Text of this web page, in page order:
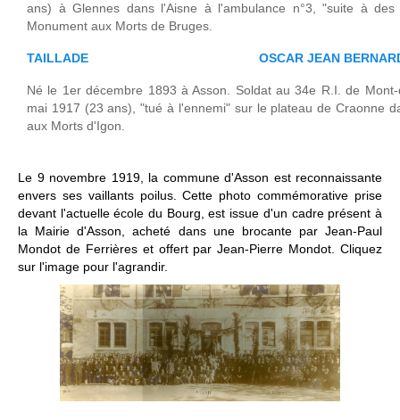
ans) à Glennes dans l'Aisne à l'ambulance n°3, "suite à
Monument aux Morts de Bruges.
TAILLADE OSCAR JEAN
Né le 1er décembre 1893 à Asson. Soldat au 34e R.I. de
mai 1917 (23 ans), "tué à l'ennemi" sur le plateau de Craonne
aux Morts d'Igon.
Le 9 novembre 1919, la commune d'Asson est reconnaissante
envers ses vaillants poilus. Cette photo commémorative prise
devant l'actuelle école du Bourg, est issue d'un cadre présent à
la Mairie d'Asson, acheté dans une brocante par Jean-Paul
Mondot de Ferrières et offert par Jean-Pierre Mondot. Cliquez
sur l'image pour l'agrandir.